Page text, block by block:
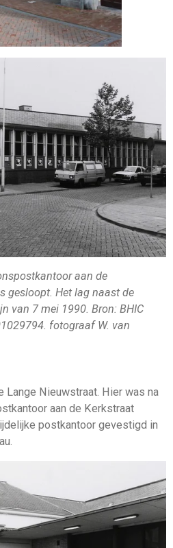
aan de
gesloopt. Het lag naast de
van 7 mei 1990. Bron: BHIC
fotograaf W. van
Lange Nieuwstraat. Hier was na
aan de Kerkstraat
postkantoor gevestigd in